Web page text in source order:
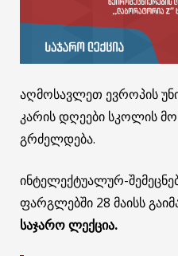
აღმოსავლეთ ევროპის
კარის დღეები სკოლის
გრძელდება.
ინტელექტუალურ-
ფარგლებში 28 მაისს
საჯარო ლექცია.